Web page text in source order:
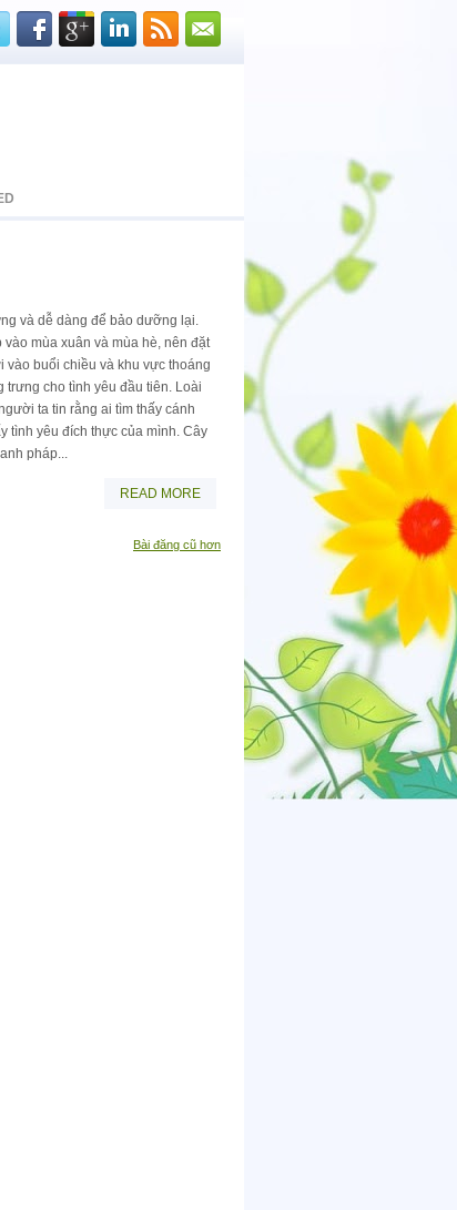
và dễ dàng để bảo dưỡng lại.
mùa xuân và mùa hè, nên đặt
buổi chiều và khu vực thoáng
cho tình yêu đầu tiên. Loài
ta tin rằng ai tìm thấy cánh
tình yêu đích thực của mình. Cây
pháp...
READ MORE
Bài đăng cũ hơn